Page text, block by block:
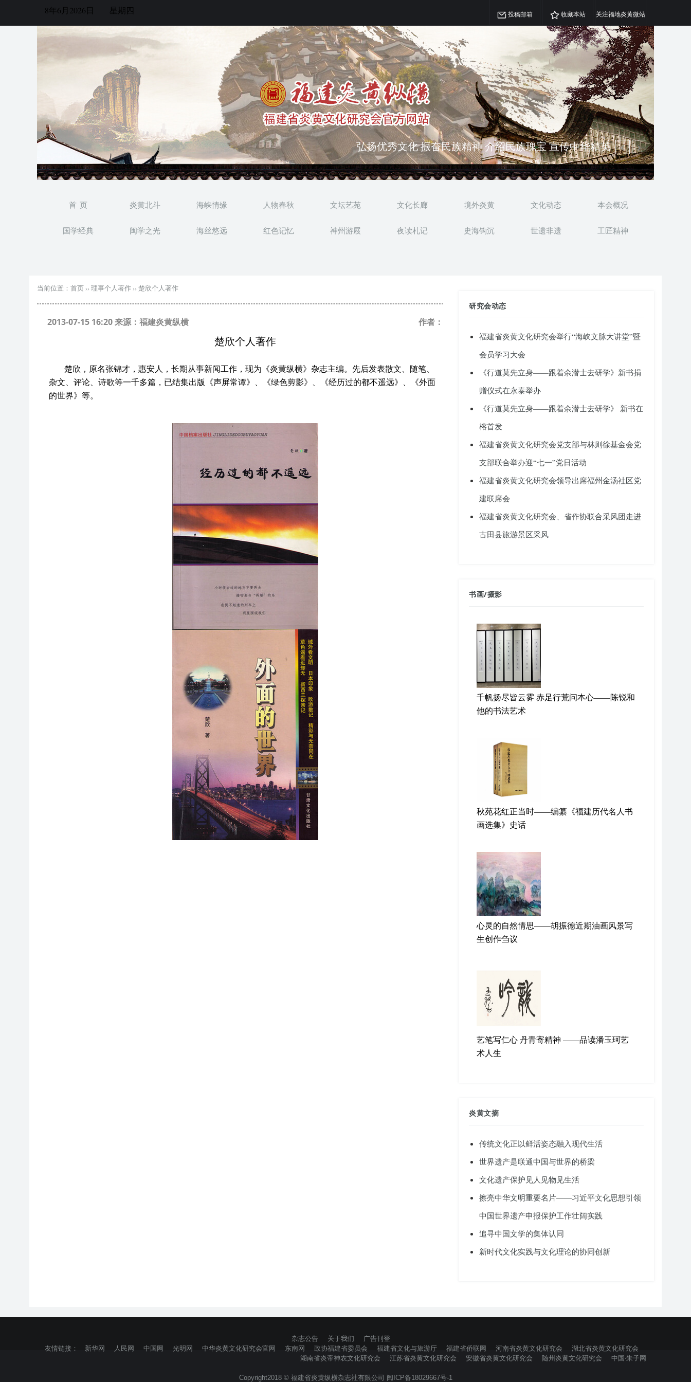
8年6月2026日 星期四 投稿邮箱 收藏本站 关注福地炎黄微站
弘扬优秀文化 振奋民族精神 介绍民族瑰宝 宣传中华精英
突出海西特色 报道台港澳侨 坚持古为今用 力求雅俗共赏
首 页 炎黄北斗 海峡情缘 人物春秋 文坛艺苑 文化长廊 境外炎黄 文化动态 本会概况
国学经典 闽学之光 海丝悠远 红色记忆 神州游屐 夜读札记 史海钩沉 世遗非遗 工匠精神
当前位置： 首页 ›› 理事个人著作 ›› 楚欣个人著作
2013-07-15 16:20 来源：福建炎黄纵横
作者：
楚欣个人著作
楚欣，原名张锦才，惠安人，长期从事新闻工作，现为《炎黄纵横》杂志主编。先后发表散文、随笔、
杂文、评论、诗歌等一千多篇，已结集出版《声屏常谭》、《绿色剪影》、《经历过的都不遥远》、《外面
的世界》等。
研究会动态
福建省炎黄文化研究会举行“海峡文脉大讲堂”暨
会员学习大会
《行道莫先立身——跟着余潜士去研学》新书捐
赠仪式在永泰举办
《行道莫先立身——跟着余潜士去研学》 新书在
榕首发
福建省炎黄文化研究会党支部与林则徐基金会党
支部联合举办迎“七一”党日活动
福建省炎黄文化研究会领导出席福州金汤社区党
建联席会
福建省炎黄文化研究会、省作协联合采风团走进
古田县旅游景区采风
书画/摄影
千帆扬尽皆云雾 赤足行荒问本心——陈锐和
他的书法艺术
秋苑花红正当时——编纂《福建历代名人书
画选集》史话
心灵的自然情思——胡振德近期油画风景写
生创作刍议
艺笔写仁心 丹青寄精神 ——品读潘玉珂艺
术人生
炎黄文摘
传统文化正以鲜活姿态融入现代生活
世界遗产是联通中国与世界的桥梁
文化遗产保护见人见物见生活
擦亮中华文明重要名片——习近平文化思想引领
中国世界遗产申报保护工作壮阔实践
追寻中国文学的集体认同
新时代文化实践与文化理论的协同创新
杂志公告 关于我们
广告刊登
友情链接：
新华网 人民网 中国网 光明网 中华炎黄文化研究会官网 东南网 政协福建省委员会 福建省文化与旅游厅 福建省侨联网 河南省炎黄文化研究会
湖北省炎黄文化研究会
湖南省炎帝神农文化研究会
江苏省炎黄文化研究会 安徽省炎黄文化研究会 随州炎黄文化研究会 中国·朱子网
Copyright2018 © 福建省炎黄纵横杂志社有限公司 闽ICP备18029667号-1